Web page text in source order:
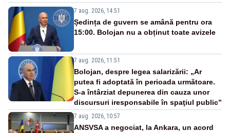
7 aug. 2026, 14:51
Ședința de guvern se amână pentru ora
15:00. Bolojan nu a obținut toate avizele
7 aug. 2026, 11:51
Bolojan, despre legea salarizării: „Ar
putea fi adoptată în perioada următoare.
S-a întârziat depunerea din cauza unor
discursuri iresponsabile în spaţiul public”
7 aug. 2026, 10:57
ANSVSA a negociat, la Ankara, un acord